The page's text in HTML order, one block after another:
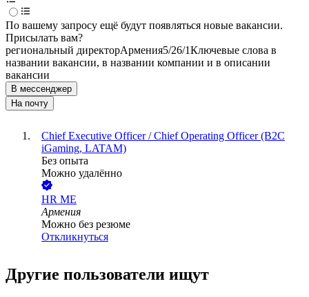
По вашему запросу ещё будут появляться новые вакансии.
Присылать вам?
региональный директорАрмения5/26/1Ключевые слова в
названии вакансии, в названии компании и в описании
вакансии
В мессенджер
На почту
Chief Executive Officer / Chief Operating Officer (B2C
iGaming, LATAM)
Без опыта
Можно удалённо
HR ME
Армения
Можно без резюме
Откликнуться
Другие пользователи ищут